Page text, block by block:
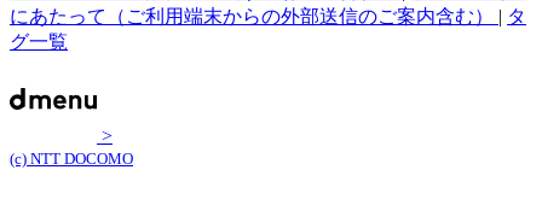
にあたって（ご利用端末からの外部送信のご案内含む） | タ
グ一覧
>
(c) NTT DOCOMO